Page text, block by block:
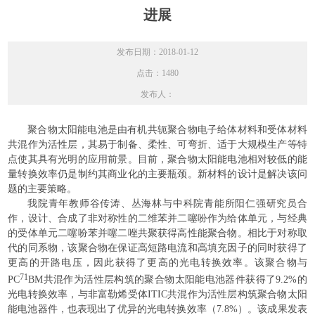
进展
发布日期：2018-01-12
点击： 1480
发布人：
聚合物太阳能电池是由有机共轭聚合物电子给体材料和受体材料
共混作为活性层，其易于制备、柔性、可弯折、适于大规模生产等特
点使其具有光明的应用前景。目前，聚合物太阳能电池相对较低的能
量转换效率仍是制约其商业化的主要瓶颈。新材料的设计是解决该问
题的主要策略。
我院青年教师谷传涛、丛海林与中科院青能所阳仁强研究员合
作，设计、合成了非对称性的二维苯并二噻吩作为给体单元，与经典
的受体单元二噻吩苯并噻二唑共聚获得高性能聚合物。相比于对称取
代的同系物，该聚合物在保证高短路电流和高填充因子的同时获得了
更高的开路电压，因此获得了更高的光电转换效率。该聚合物与
PC71BM共混作为活性层构筑的聚合物太阳能电池器件获得了9.2%的
光电转换效率，与非富勒烯受体ITIC共混作为活性层构筑聚合物太阳
能电池器件，也表现出了优异的光电转换效率（7.8%）。该成果发表